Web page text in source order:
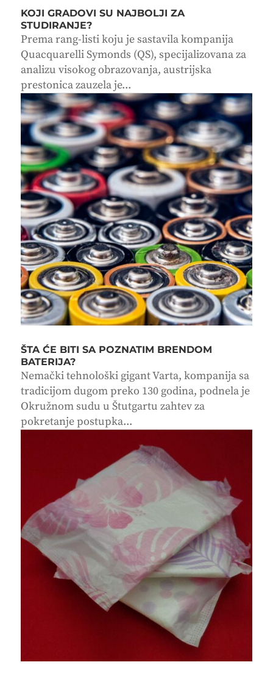
KOJI GRADOVI SU NAJBOLJI ZA
STUDIRANJE?
Prema rang-listi koju je sastavila kompanija
Quacquarelli Symonds (QS), specijalizovana za
analizu visokog obrazovanja, austrijska
prestonica zauzela je...
ŠTA ĆE BITI SA POZNATIM BRENDOM
BATERIJA?
Nemački tehnološki gigant Varta, kompanija sa
tradicijom dugom preko 130 godina, podnela je
Okružnom sudu u Štutgartu zahtev za
pokretanje postupka...